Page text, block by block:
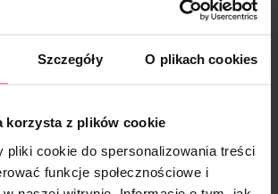
Szczegóły O plikach cookies
korzysta z plików cookie
pliki cookie do spersonalizowania treści
funkcje społecznościowe i
gradobicia – ubezpieczenie od skutków
kupić polisę?